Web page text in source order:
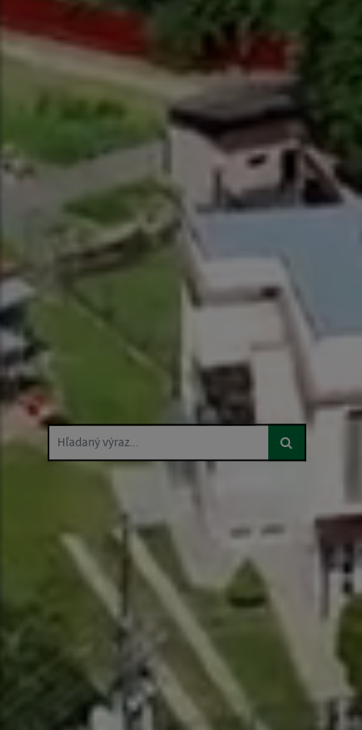
Hľadaný výraz...